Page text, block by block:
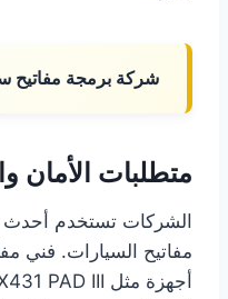
شركة برمجة مفاتيح
متطلبات الأمان
الشركات تستخدم أحدث
مفاتيح السيارات. فني